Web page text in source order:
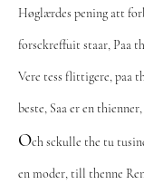
Høglærdes pening att
forsckreffuit staar, Paa
Vere tess flittigere, paa
beste, Saa er en
Och sckulle the tu
en moder, till thenne